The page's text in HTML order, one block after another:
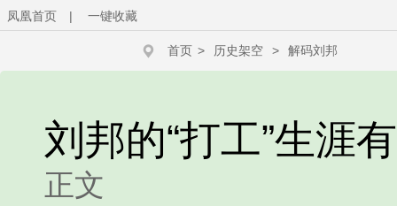
凤凰首页 | 一键收藏
首页 > 历史架空 > 解码刘邦
刘邦的“打工”生涯
正文